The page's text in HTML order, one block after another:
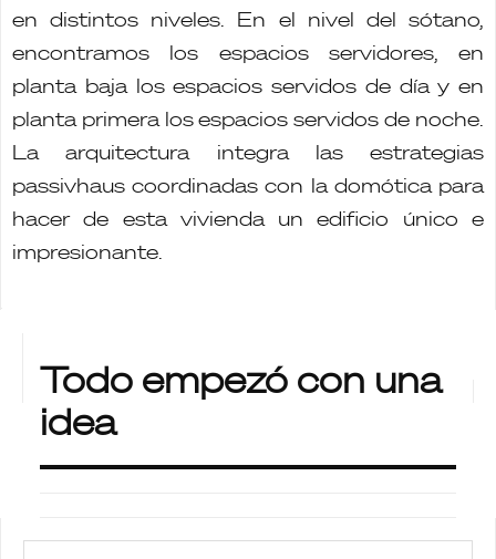
en distintos niveles. En el nivel del sótano,
encontramos los espacios servidores, en
planta baja los espacios servidos de día y en
planta primera los espacios servidos de noche.
La arquitectura integra las estrategias
passivhaus coordinadas con la domótica para
hacer de esta vivienda un edificio único e
impresionante.
Todo empezó con una
idea